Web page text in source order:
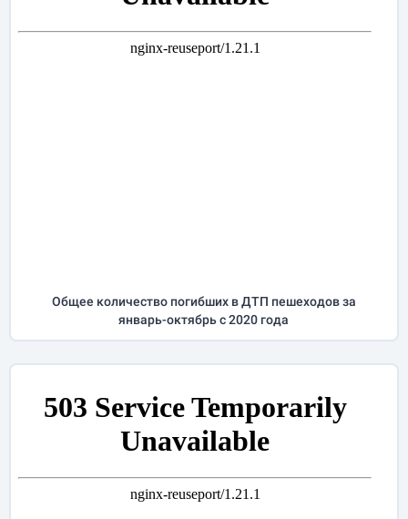
Общее количество погибших в ДТП пешеходов за
январь-октябрьс 2020 года